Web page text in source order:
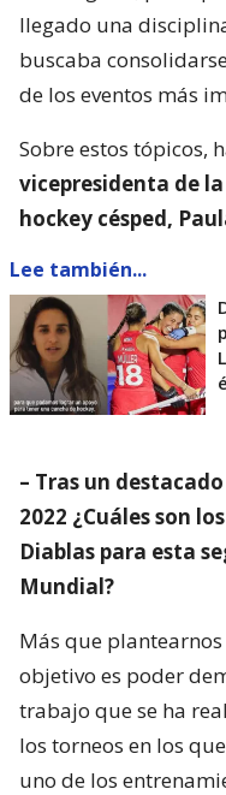
llegado una
buscaba
de los eventos más
Sobre estos tópicos,
vicepresidenta de
hockey césped,
Lee también...
– Tras un
2022 ¿Cuáles son
Diablas para esta
Mundial?
Más que
objetivo es poder
trabajo que se ha
los torneos en los
uno de los